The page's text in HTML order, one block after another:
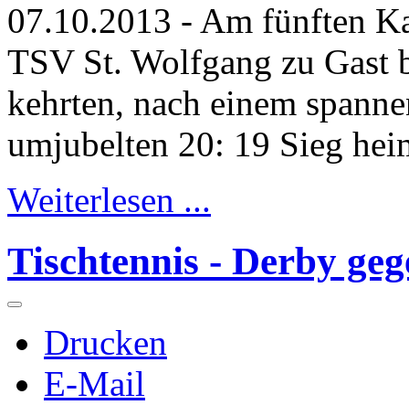
07.10.2013 - Am fünften
TSV St. Wolfgang zu Gast
kehrten, nach einem
umjubelten 20: 19 Sieg
Weiterlesen ...
Tischtennis - Derby
Drucken
E-Mail